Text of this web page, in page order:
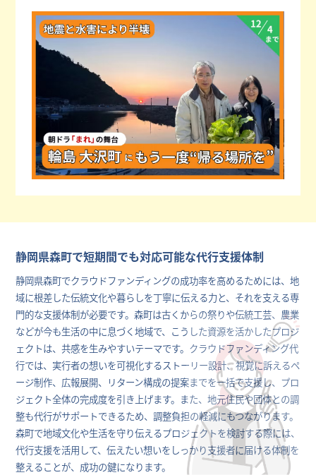
静岡県森町で短期間でも対応可能な代行支援体制
静岡県森町でクラウドファンディングの成功率を高めるためには、地
域に根差した伝統文化や暮らしを丁寧に伝える力と、それを支える専
門的な支援体制が必要です。森町は古くからの祭りや伝統工芸、農業
などが今も生活の中に息づく地域で、こうした資源を活かしたプロジ
ェクトは、共感を生みやすいテーマです。クラウドファンディング代
行では、実行者の想いを可視化するストーリー設計、視覚に訴えるペ
ージ制作、広報展開、リターン構成の提案までを一括で支援し、プロ
ジェクト全体の完成度を引き上げます。また、地元住民や団体との調
整も代行がサポートできるため、調整負担の軽減にもつながります。
森町で地域文化や生活を守り伝えるプロジェクトを検討する際には、
代行支援を活用して、伝えたい想いをしっかり支援者に届ける体制を
整えることが、成功の鍵になります。